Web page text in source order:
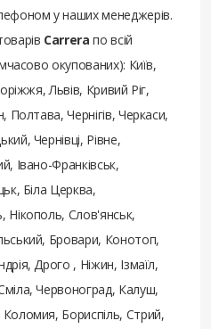
у наших менеджерів.
Carrera по всій
окупованих): Київ,
Львів, Кривий Ріг,
Полтава, Чернігів, Черкаси,
Чернівці, Рівне,
Івано-Франківськ,
Біла Церква,
Нікополь, Слов'янськ,
Бровари, Конотоп,
Дрого , Ніжин, Ізмаїл,
Червоноград, Калуш,
Бориспіль, Стрий,